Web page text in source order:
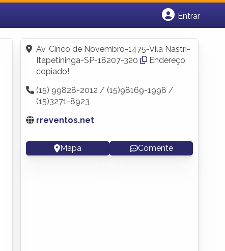
Entrar
Fazer login
Criar conta
Av. Cinco de Novembro-1475-Vila Nastri-
Itapetininga-SP-18207-320
Endereço
copiado!
(15) 99828-2012 / (15)98169-1998 /
(15)3271-8923
rreventos.net
Mapa Comente